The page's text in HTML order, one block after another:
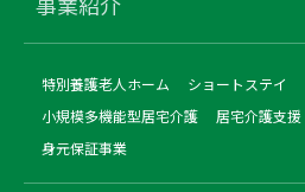
特別養護老人ホーム ショートステイ
小規模多機能型居宅介護
居宅介護支援
身元保証事業